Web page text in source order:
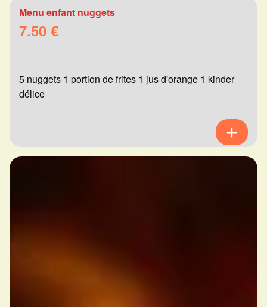
Menu enfant nuggets
7.50 €
5 nuggets 1 portion de frites 1 jus d'orange 1 kinder
délice